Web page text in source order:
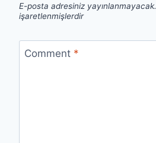
E-posta adresiniz yayınlanmayacak.
işaretlenmişlerdir
Comment *